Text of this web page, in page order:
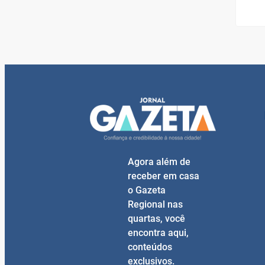
Agora além de
receber em casa
o Gazeta
Regional nas
quartas, você
encontra aqui,
conteúdos
exclusivos.